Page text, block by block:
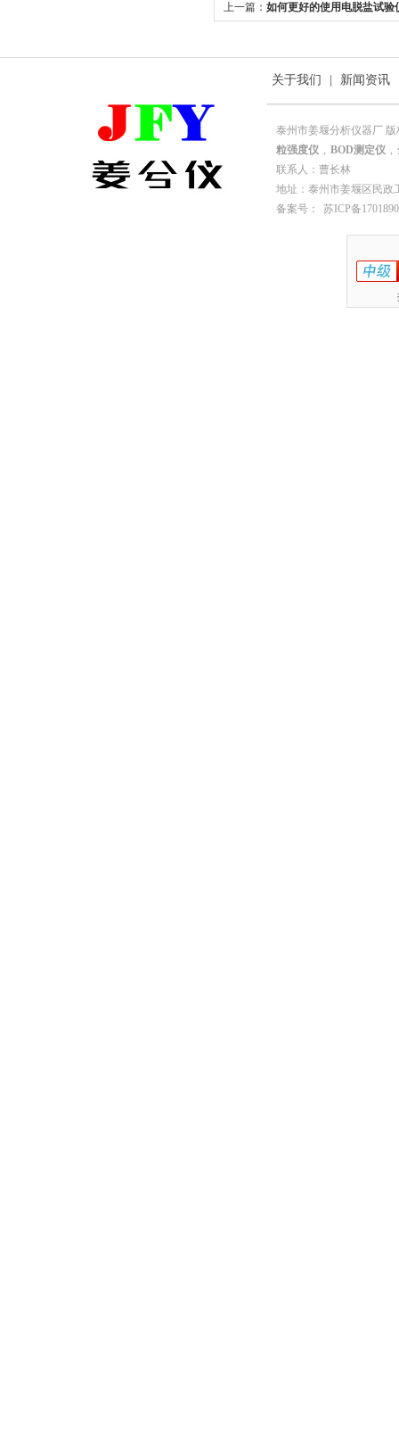
上一篇： 如何更好的使用电脱盐试验
关于我们 新闻资讯
泰州市姜堰分析仪器厂
粒强度仪 , BOD测定仪 ,
联系人：曹长林
地址：泰州市姜堰区民政
备案号：
苏ICP备